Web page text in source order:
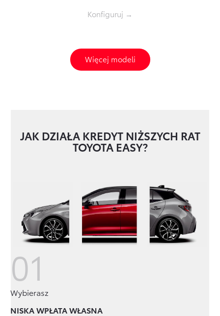
Konfiguruj →
Więcej modeli
JAK DZIAŁA KREDYT NIŻSZYCH RAT
TOYOTA EASY?
Wybierasz
NISKA WPŁATA WŁASNA